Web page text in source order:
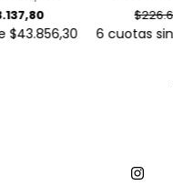
$43.856,30 6 cuotas